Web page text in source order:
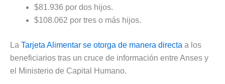
$81.936 por dos hijos.
$108.062 por tres o más hijos.
La Tarjeta Alimentar se otorga de manera directa a los
beneficiarios tras un cruce de información entre Anses y
el Ministerio de Capital Humano.